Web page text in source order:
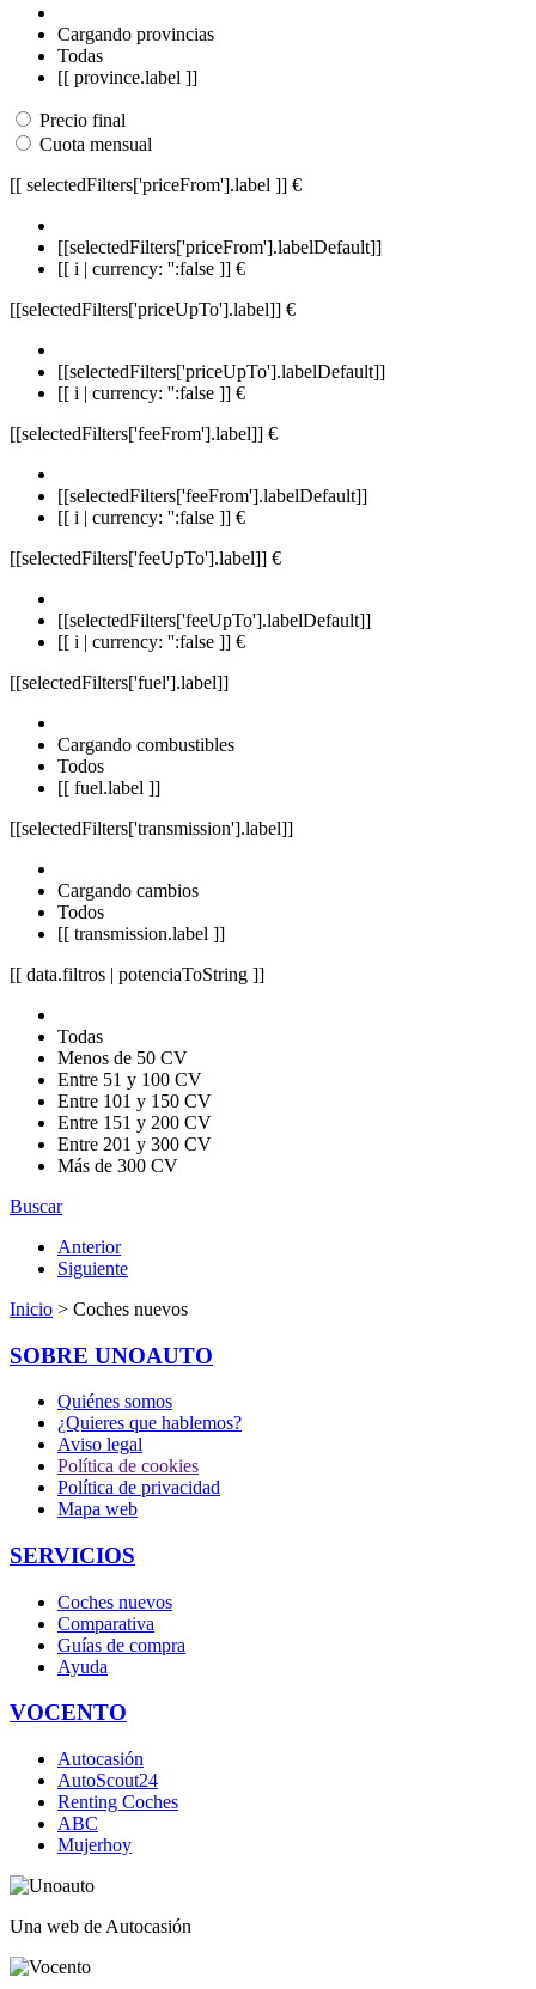
Cargando provincias
Todas
[[ province.label ]]
Precio final
Cuota mensual
[[ selectedFilters['priceFrom'].label ]] €
[[selectedFilters['priceFrom'].labelDefault]]
[[ i | currency: '':false ]] €
[[selectedFilters['priceUpTo'].label]] €
[[selectedFilters['priceUpTo'].labelDefault]]
[[ i | currency: '':false ]] €
[[selectedFilters['feeFrom'].label]] €
[[selectedFilters['feeFrom'].labelDefault]]
[[ i | currency: '':false ]] €
[[selectedFilters['feeUpTo'].label]] €
[[selectedFilters['feeUpTo'].labelDefault]]
[[ i | currency: '':false ]] €
[[selectedFilters['fuel'].label]]
Cargando combustibles
Todos
[[ fuel.label ]]
[[selectedFilters['transmission'].label]]
Cargando cambios
Todos
[[ transmission.label ]]
[[ data.filtros | potenciaToString ]]
Todas
Menos de 50 CV
Entre 51 y 100 CV
Entre 101 y 150 CV
Entre 151 y 200 CV
Entre 201 y 300 CV
Más de 300 CV
Buscar
Anterior
Siguiente
Inicio > Coches nuevos
SOBRE UNOAUTO
Quiénes somos
¿Quieres que hablemos?
Aviso legal
Política de cookies
Política de privacidad
Mapa web
SERVICIOS
Coches nuevos
Comparativa
Guías de compra
Ayuda
VOCENTO
Autocasión
AutoScout24
Renting Coches
ABC
Mujerhoy
Una web de Autocasión